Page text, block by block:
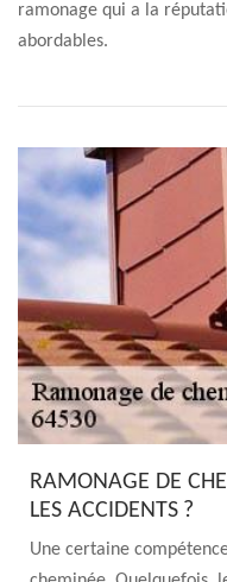
ramonage qui a la
abordables.
RAMONAGE DE
LES ACCIDENTS ?
Une certaine